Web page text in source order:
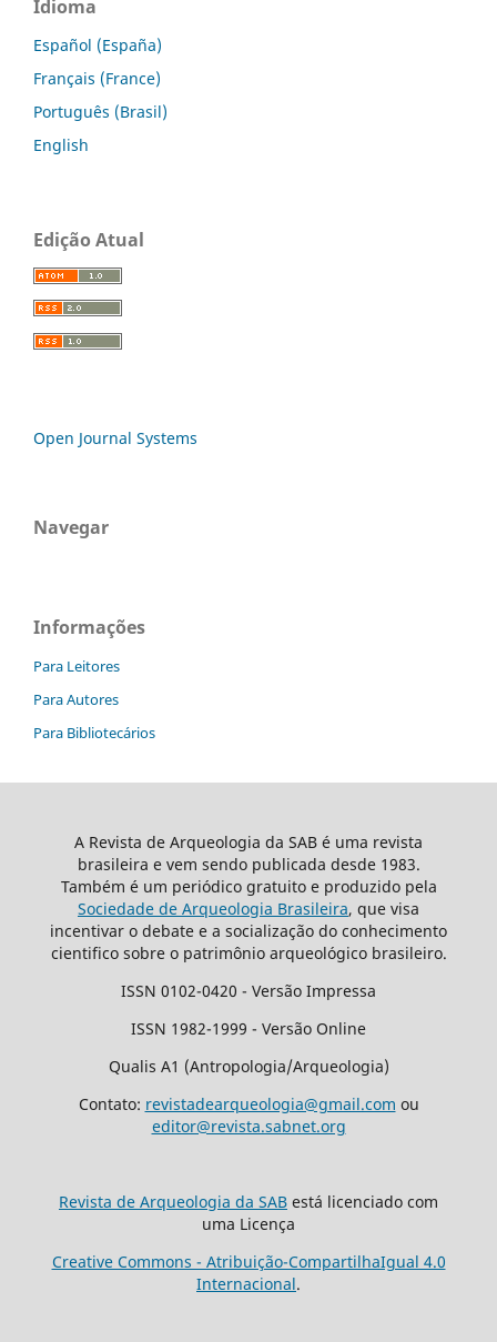
Idioma
Español (España)
Français (France)
Português (Brasil)
English
Edição Atual
Open Journal Systems
Navegar
Informações
Para Leitores
Para Autores
Para Bibliotecários
A Revista de Arqueologia da SAB é uma revista
brasileira e vem sendo publicada desde 1983.
Também é um periódico gratuito e produzido pela
Sociedade de Arqueologia Brasileira, que visa
incentivar o debate e a socialização do conhecimento
cientifico sobre o patrimônio arqueológico brasileiro.
ISSN 0102-0420 - Versão Impressa
ISSN 1982-1999 - Versão Online
Qualis A1 (Antropologia/Arqueologia)
Contato: revistadearqueologia@gmail.com ou
editor@revista.sabnet.org
Revista de Arqueologia da SAB está licenciado com
uma Licença
Creative Commons - Atribuição-CompartilhaIgual 4.0
Internacional.